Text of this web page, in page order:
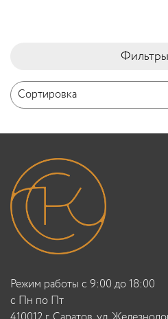
Фильтры
Режим работы с 9:00 до 18:00
c Пн по Пт